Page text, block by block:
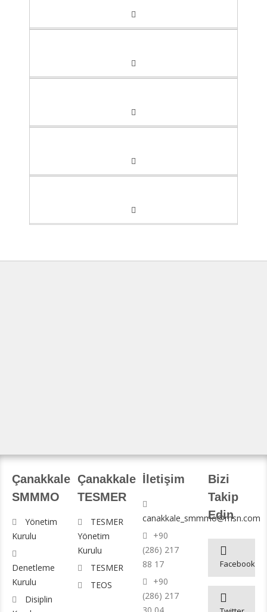
Çanakkale
SMMMO
Yönetim
Kurulu
Denetleme
Kurulu
Disiplin
Çanakkale
TESMER
TESMER
Yönetim
Kurulu
TESMER
TEOS
İletişim
canakkale_smmmo@msn.com
+90
(286) 217
88 17
+90
(286) 217
Bizi
Takip
Edin
Facebook